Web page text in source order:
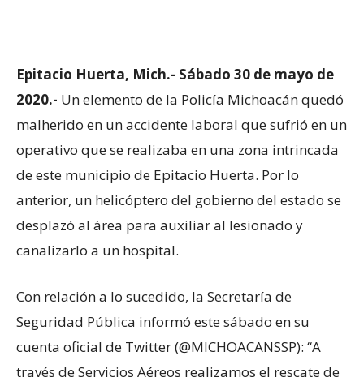
Epitacio Huerta, Mich.- Sábado 30 de mayo de
2020.- Un elemento de la Policía Michoacán quedó
malherido en un accidente laboral que sufrió en un
operativo que se realizaba en una zona intrincada
de este municipio de Epitacio Huerta. Por lo
anterior, un helicóptero del gobierno del estado se
desplazó al área para auxiliar al lesionado y
canalizarlo a un hospital.
Con relación a lo sucedido, la Secretaría de
Seguridad Pública informó este sábado en su
cuenta oficial de Twitter (@MICHOACANSSP): “A
través de Servicios Aéreos realizamos el rescate de